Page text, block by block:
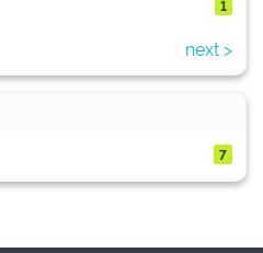
1
next >
7